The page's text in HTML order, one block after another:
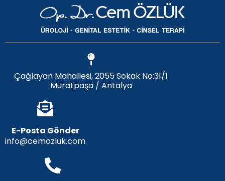
Çağlayan Mahallesi, 2055 Sokak No:31/1
Muratpaşa / Antalya
E-Posta Gönder
info@cemozluk.com